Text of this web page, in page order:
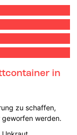
in
zu schaffen,
werden.